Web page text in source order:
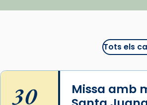
recomanacions i
#CinemaEspiritual
@cinemaspiritcat
Imatge: Generada
(OpenAI)
Video
Tots els
30
Missa amb